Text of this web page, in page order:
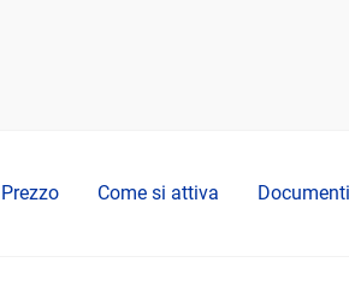
Prezzo Come si attiva Documenti